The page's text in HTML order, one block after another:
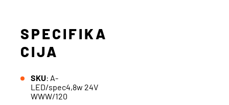
SPECIFIKA
CIJA
SKU: A-
LED/spec4,8w 24V
WWW/120